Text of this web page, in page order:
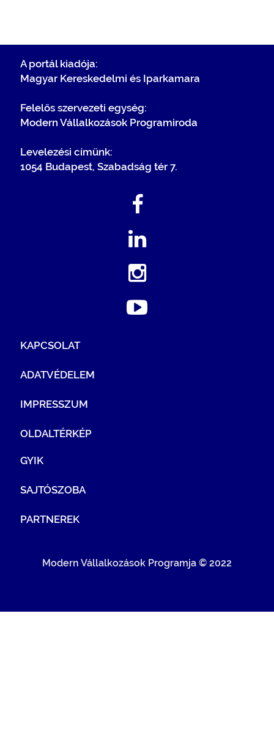
A portál kiadója:
Magyar Kereskedelmi és Iparkamara
Felelős szervezeti egység:
Modern Vállalkozások Programiroda
Levelezési címünk:
1054 Budapest, Szabadság tér 7.
KAPCSOLAT
ADATVÉDELEM
IMPRESSZUM
OLDALTÉRKÉP
GYIK
SAJTÓSZOBA
PARTNEREK
Modern Vállalkozások Programja © 2022